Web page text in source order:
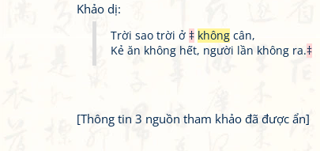
Khảo dị:
Trời sao trời ở ‡ không cân,
Kẻ ăn không hết, người lần không ra.‡
[Thông tin 3 nguồn tham khảo đã được ẩn]